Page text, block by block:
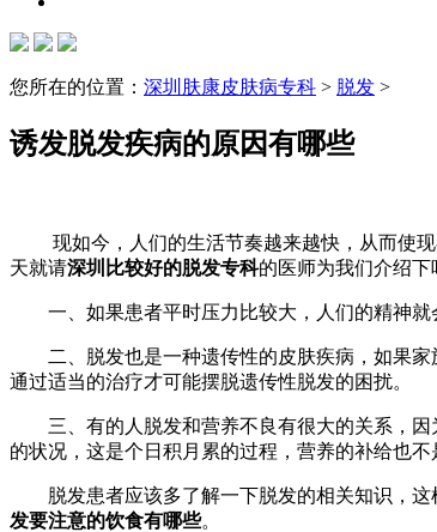
您所在的位置： 深圳肤康皮肤病专科 > 脱发 >
诱发脱发疾病的原因有哪些
现如今，人们的生活节奏越来越快，从而使现
天就请深圳比较好的脱发专科的医师为我们介绍下
一、如果患者平时压力比较大，人们的精神就
二、脱发也是一种遗传性的皮肤疾病，如果家
通过适当的治疗才可能摆脱遗传性脱发的困扰。
三、有的人脱发和营养不良有很大的关系，因
的状况，这是个日积月累的过程，营养的补给也不
脱发患者应该多了解一下脱发的相关知识，这
发要注意的饮食有哪些。